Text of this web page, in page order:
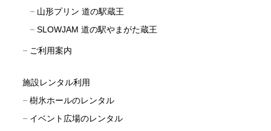
山形プリン 道の駅蔵王
SLOWJAM 道の駅やまがた蔵王
ご利用案内
施設レンタル利用
樹氷ホールのレンタル
イベント広場のレンタル